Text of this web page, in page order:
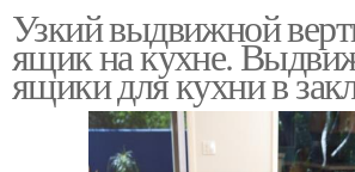
Узкий выдвижной
ящик на кухне.
ящики для кухни в